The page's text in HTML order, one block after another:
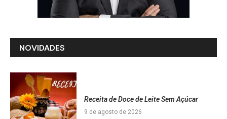
NOVIDADES
Receita de Doce de Leite Sem Açúcar
9 de agosto de 2026